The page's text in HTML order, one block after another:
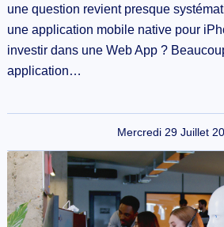
une question revient presque
une application mobile native pour
investir dans une Web App ?
application…
Mercredi 29 Juillet